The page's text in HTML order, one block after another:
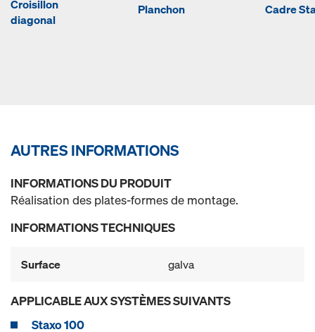
Croisillon
diagonal
Planchon Cadre
AUTRES INFORMATIONS
INFORMATIONS DU PRODUIT
Réalisation des plates-formes de montage.
INFORMATIONS TECHNIQUES
Surface galva
APPLICABLE AUX SYSTÈMES SUIVANTS
Staxo 100